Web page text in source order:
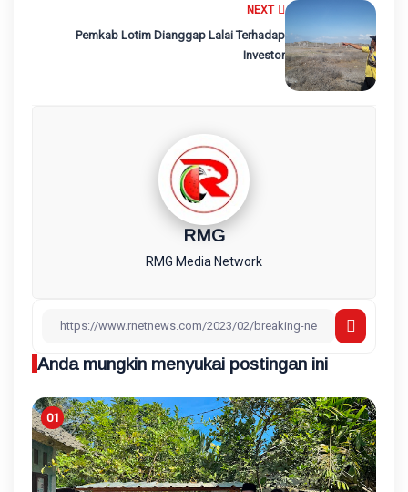
NEXT
Pemkab Lotim Dianggap Lalai Terhadap
Investor
RMG
RMG Media Network
Anda mungkin menyukai postingan ini